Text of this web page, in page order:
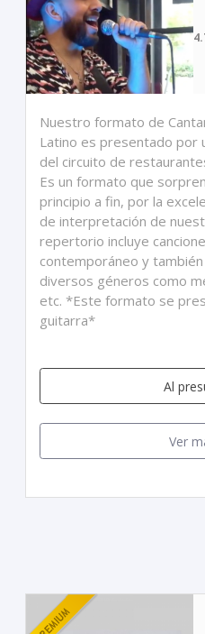
Nuestro formato de
Latino es presentado por
del circuito de
Es un formato que
principio a fin, por la
de interpretación de
repertorio incluye
contemporáneo y
diversos géneros como
etc. *Este formato se
guitarra*
Al
Ver